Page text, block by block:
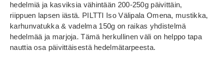
hedelmiä ja kasviksia vähintään 200-250g päivittäin,
riippuen lapsen iästä. PILTTI Iso Välipala Omena, mustikka,
karhunvatukka & vadelma 150g on raikas yhdistelmä
hedelmää ja marjoja. Tämä herkullinen väli on helppo tapa
nauttia osa päivittäisestä hedelmätarpeesta.